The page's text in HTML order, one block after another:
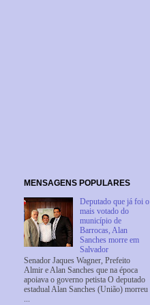
MENSAGENS POPULARES
Deputado que já foi o
mais votado do
município de
Barrocas, Alan
Sanches morre em
Salvador
Senador Jaques Wagner, Prefeito
Almir e Alan Sanches que na época
apoiava o governo petista O deputado
estadual Alan Sanches (União) morreu
...